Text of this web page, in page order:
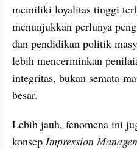
memiliki loyalitas tinggi
menunjukkan perlunya
dan pendidikan politik
lebih mencerminkan
integritas, bukan semata-
besar.
Lebih jauh, fenomena ini
konsep Impression